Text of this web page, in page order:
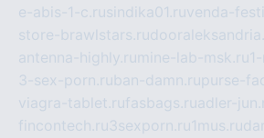
e-abis-1-c.rusindika01.ruvenda-
store-brawlstars.ru
antenna-highly.ru mine-lab-msk.ru
3-sex-porn.ruban-damn.rupurse-
viagra-tablet.rufasbags.ruadler-
fincontech.ru3sexporn.ru1mus.ru